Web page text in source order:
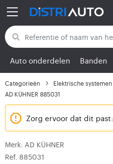
Terug naar categorieën
Auto onderdelen Banden
Categorieën Elektrische systemen
AD KÜHNER 885031
Zorg ervoor dat dit past:
Merk: AD KÜHNER
Ref. 885031